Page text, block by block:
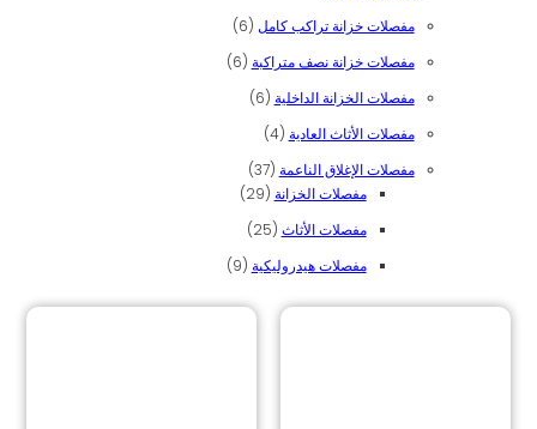
مفصلات خزانة تراكب كامل 66 منتجات
مفصلات خزانة نصف متراكبة 66 منتجات
مفصلات الخزانة الداخلية 66 منتجات
مفصلات الأثاث العادية 44 منتجات
مفصلات الإغلاق الناعمة 3737 منتج
مفصلات الخزانة 2929 منتج
مفصلات الأثاث 2525 منتج
مفصلات هيدروليكية 99 منتجات